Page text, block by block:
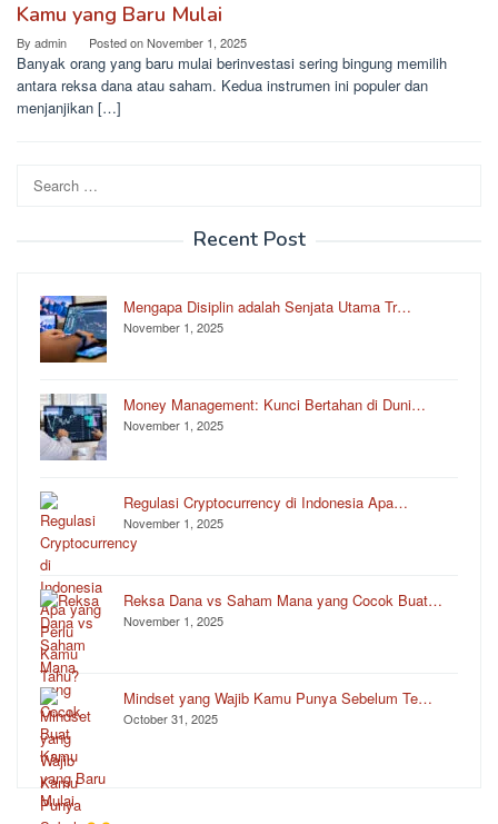
Kamu yang Baru Mulai
By admin Posted onNovember 1, 2025
Banyak orang yang baru mulai berinvestasi sering bingung memilih
antara reksa dana atau saham. Kedua instrumen ini populer dan
menjanjikan […]
Search
for:
Recent Post
Mengapa Disiplin adalah Senjata Utama Tr…
November 1, 2025
Money Management: Kunci Bertahan di Duni…
November 1, 2025
Regulasi Cryptocurrency di Indonesia Apa…
November 1, 2025
Reksa Dana vs Saham Mana yang Cocok Buat…
November 1, 2025
Mindset yang Wajib Kamu Punya Sebelum Te…
October 31, 2025